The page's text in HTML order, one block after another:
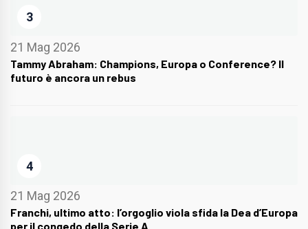
3
21 Mag 2026
Tammy Abraham: Champions, Europa o Conference? Il
futuro è ancora un rebus
4
21 Mag 2026
Franchi, ultimo atto: l’orgoglio viola sfida la Dea d’Europa
per il congedo della Serie A